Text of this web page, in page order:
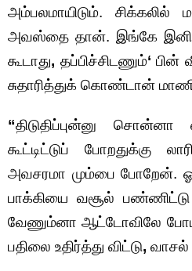
அம்பலமாயிடும். சிக்கலில்
அவஸ்தை தான். இங்கே இனி
கூடாது, தப்பிச்சிடணும்‘ பின்
சுதாரித்துக் கொண்டான்
“திடுதிப்புன்னு சொன்னா
கூட்டிட்டுப் போறதுக்கு
அவசரமா மும்பை போறேன்.
பாக்கியை வசூல் பண்ணிட்டு
வேணும்னா ஆட்டோவிலே
பதிலை உதிர்த்து விட்டு, வாசல்